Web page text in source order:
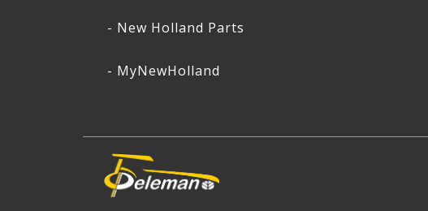
- New Holland Parts
- MyNewHolland